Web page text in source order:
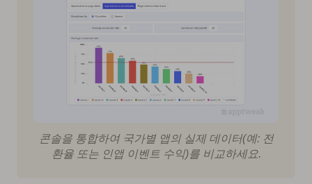
콘솔을 통합하여 국가별 앱의 실제 데이터(예: 전
환율 또는 인앱 이벤트 수익)를 비교하세요.